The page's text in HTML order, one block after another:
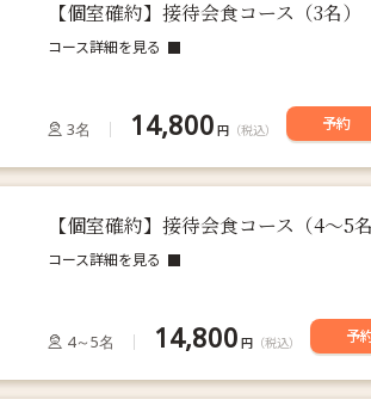
【個室確約】接待会食コース（3名）
コース詳細を見る
3名 14,800 円 （税込） 予約
【個室確約】接待会食コース（4〜5名
コース詳細を見る
4～5名 14,800 円 （税込） 予